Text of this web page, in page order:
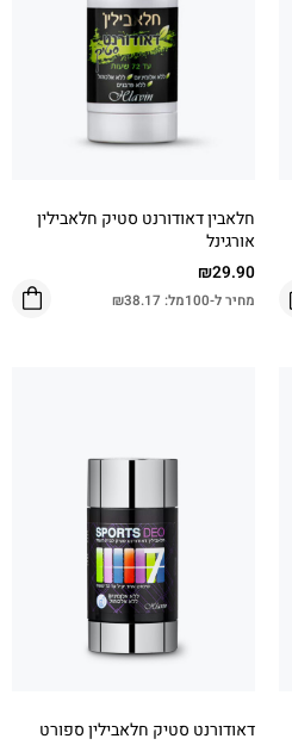
חלאבין דאודורנט סטיק חלאבילין
אורגינל
₪29.90
מחיר ל-100מל: ₪38.17
דאודורנט סטיק חלאבילין ספורט